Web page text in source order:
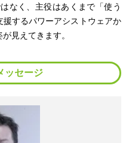
なく、主役はあくまで「使う
するパワーアシストウェアか
見えてきます。
ッセージ